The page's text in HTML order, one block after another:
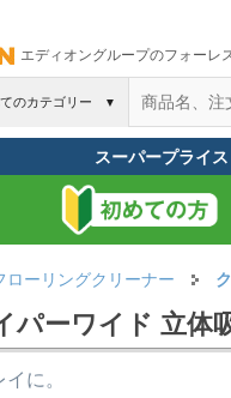
エディオングループのフォーレ
のカテゴリー ▼
スーパープライス
ローリングクリーナー
パーワイド 立体
に。